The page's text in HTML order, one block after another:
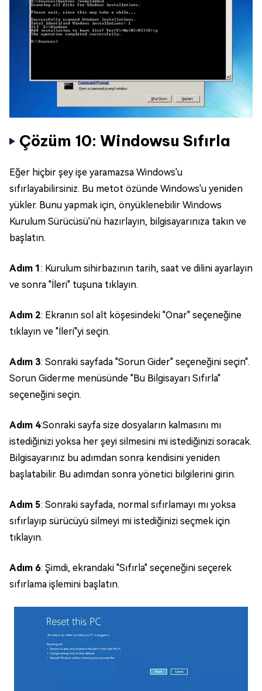
Çözüm 10: Windowsu Sıfırla
Eğer hiçbir şey işe yaramazsa Windows'u
sıfırlayabilirsiniz. Bu metot özünde Windows'u yeniden
yükler. Bunu yapmak için, önyüklenebilir Windows
Kurulum Sürücüsü'nü hazırlayın, bilgisayarınıza takın ve
başlatın.
Adım 1 : Kurulum sihirbazının tarih, saat ve dilini ayarlayın
ve sonra "İleri" tuşuna tıklayın.
Adım 2: Ekranın sol alt köşesindeki "Onar" seçeneğine
tıklayın ve "İleri"yi seçin.
Adım 3: Sonraki sayfada "Sorun Gider" seçeneğini seçin".
Sorun Giderme menüsünde "Bu Bilgisayarı Sıfırla"
seçeneğini seçin.
Adım 4:Sonraki sayfa size dosyaların kalmasını mı
istediğinizi yoksa her şeyi silmesini mi istediğinizi soracak.
Bilgisayarınız bu adımdan sonra kendisini yeniden
başlatabilir. Bu adımdan sonra yönetici bilgilerini girin.
Adım 5: Sonraki sayfada, normal sıfırlamayı mı yoksa
sıfırlayıp sürücüyü silmeyi mi istediğinizi seçmek için
tıklayın.
Adım 6: Şimdi, ekrandaki "Sıfırla" seçeneğini seçerek
sıfırlama işlemini başlatın.